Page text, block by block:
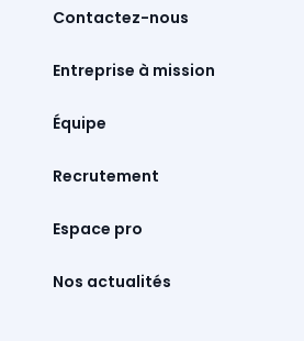
Contactez-nous
Entreprise à mission
Équipe
Recrutement
Espace pro
Nos actualités